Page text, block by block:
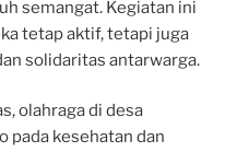
semangat. Kegiatan ini
tetap aktif, tetapi juga
solidaritas antarwarga.
olahraga di desa
pada kesehatan dan